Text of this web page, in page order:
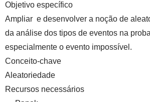
Objetivo específico
Ampliar e desenvolver a noção de
da análise dos tipos de eventos na
especialmente o evento impossível.
Conceito-chave
Aleatoriedade
Recursos necessários